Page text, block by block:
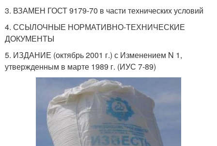
3. ВЗАМЕН ГОСТ 9179-70 в части технических условий
4. ССЫЛОЧНЫЕ НОРМАТИВНО-ТЕХНИЧЕСКИЕ
ДОКУМЕНТЫ
5. ИЗДАНИЕ (октябрь 2001 г.) с Изменением N 1,
утвержденным в марте 1989 г. (ИУС 7-89)